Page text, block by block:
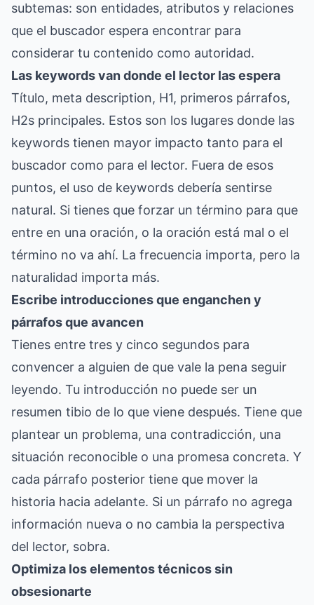
subtemas: son entidades, atributos y relaciones
que el buscador espera encontrar para
considerar tu contenido como autoridad.
Las keywords van donde el lector las espera
Título, meta description, H1, primeros párrafos,
H2s principales. Estos son los lugares donde las
keywords tienen mayor impacto tanto para el
buscador como para el lector. Fuera de esos
puntos, el uso de keywords debería sentirse
natural. Si tienes que forzar un término para que
entre en una oración, o la oración está mal o el
término no va ahí. La frecuencia importa, pero la
naturalidad importa más.
Escribe introducciones que enganchen y
párrafos que avancen
Tienes entre tres y cinco segundos para
convencer a alguien de que vale la pena seguir
leyendo. Tu introducción no puede ser un
resumen tibio de lo que viene después. Tiene que
plantear un problema, una contradicción, una
situación reconocible o una promesa concreta. Y
cada párrafo posterior tiene que mover la
historia hacia adelante. Si un párrafo no agrega
información nueva o no cambia la perspectiva
del lector, sobra.
Optimiza los elementos técnicos sin
obsesionarte